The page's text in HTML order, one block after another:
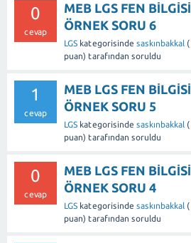
0
cevap
MEB LGS FEN BİLGİSİ
ÖRNEK SORU 6
LGS kategorisinde saskınbakkal (
puan) tarafından soruldu
1
cevap
MEB LGS FEN BİLGİSİ
ÖRNEK SORU 5
LGS kategorisinde saskınbakkal (
puan) tarafından soruldu
0
cevap
MEB LGS FEN BİLGİSİ
ÖRNEK SORU 4
LGS kategorisinde saskınbakkal (
puan) tarafından soruldu